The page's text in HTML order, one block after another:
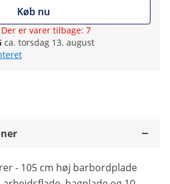
Køb nu
er varer tilbage: 7
ca. torsdag 13. august
- 105 cm høj barbordplade